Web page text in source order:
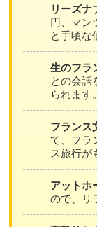
リーズナ
円、マン
と手頃な
生のフラ
との会話
られます。
フランス
て、フラ
ス旅行が
アットホ
ので、リ